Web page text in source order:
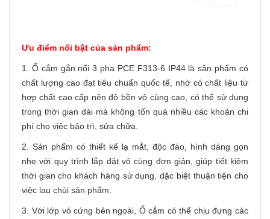
Ưu điểm nổi bật của sản phẩm:
1. Ổ cắm gắn nổi 3 pha PCE F313-6 IP44 là sản phẩm có
chất lượng cao đạt tiêu chuẩn quốc tế, nhờ có chất liệu từ
hợp chất cao cấp nên độ bền vô cùng cao, có thể sử dụng
trong thời gian dài mà không tốn quá nhiều các khoản chi
phí cho việc bảo trì, sửa chữa.
2. Sản phẩm có thiết kế lạ mắt, độc đáo, hình dáng gọn
nhẹ với quy trình lắp đặt vô cùng đơn giản, giúp tiết kiệm
thời gian cho khách hàng sử dụng, dặc biệt thuận tiện cho
việc lau chùi sản phẩm.
3. Với lớp vỏ cứng bên ngoài, Ổ cắm có thể chịu đựng các